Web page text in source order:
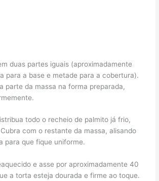
duas partes iguais (aproximadamente
para a base e metade para a cobertura).
parte da massa na forma preparada,
todo o recheio de palmito já frio,
com o restante da massa, alisando
para que fique uniforme.
e asse por aproximadamente 40
a torta esteja dourada e firme ao toque.